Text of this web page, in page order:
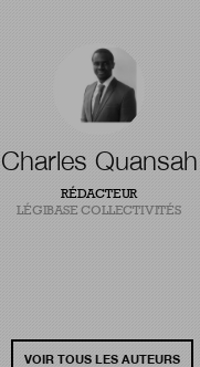
VOIR TOUS LES AUTEURS
Charles Quansah
RÉDACTEUR
LÉGIBASE COLLECTIVITÉS